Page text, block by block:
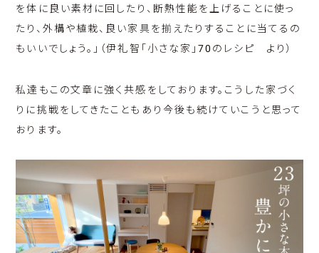
を体に良い素材に回したり、断熱性能を上げることに使っ
たり、外構や植栽、良い家具を揃えたりすることに当てるの
もいいでしょう。」（伊礼智「小さな家」70のレシピ より）
私達もこの文章に強く共感をしております。こうした家づく
りに挑戦をしてきたこともあり今後も続けていこうと思って
おります。